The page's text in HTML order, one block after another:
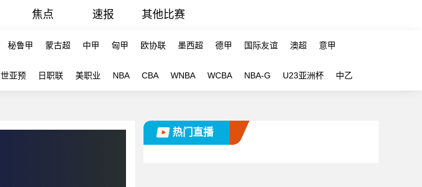
焦点 速报 其他比赛
秘鲁甲 蒙古超 中甲 匈甲 欧协联 墨西超 德甲 国际友谊 澳超 意甲
世亚预 日职联 美职业 NBA CBA WNBA WCBA NBA-G U23亚洲杯 中乙
热门直播